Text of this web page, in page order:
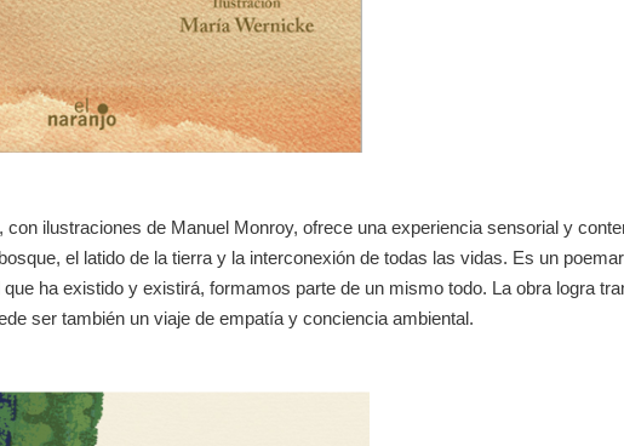
con ilustraciones de Manuel Monroy, ofrece una experiencia sensorial y
el latido de la tierra y la interconexión de todas las vidas. Es un
ha existido y existirá, formamos parte de un mismo todo. La obra logra
ser también un viaje de empatía y conciencia ambiental.